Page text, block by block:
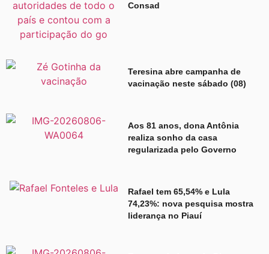
Consad
Teresina abre campanha de
vacinação neste sábado (08)
Aos 81 anos, dona Antônia
realiza sonho da casa
regularizada pelo Governo
Rafael tem 65,54% e Lula
74,23%: nova pesquisa mostra
liderança no Piauí